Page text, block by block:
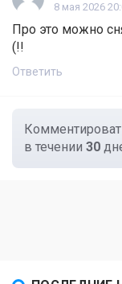
8 мая 2026
Про это можно
(!!
Ответить
в течении 30